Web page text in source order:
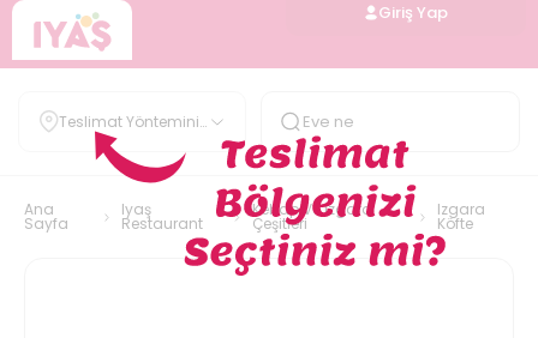
Giriş Yap
Teslimat Yöntemini
Belirle
Ana
Sayfa
Iyaş
Restaurant
Kebap Ve Izgara
Çeşitleri
Izgara
Köfte